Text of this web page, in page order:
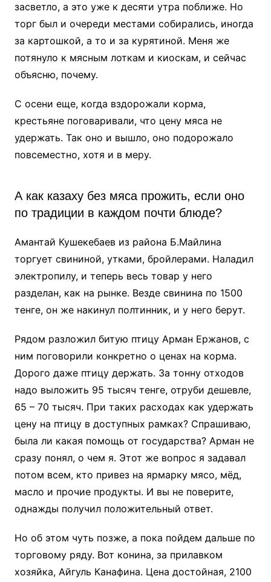
засветло, а это уже к десяти утра поближе. Но
торг был и очереди местами собирались, иногда
за картошкой, а то и за курятиной. Меня же
потянуло к мясным лоткам и киоскам, и сейчас
объясню, почему.
С осени еще, когда вздорожали корма,
крестьяне поговаривали, что цену мяса не
удержать. Так оно и вышло, оно подорожало
повсеместно, хотя и в меру.
А как казаху без мяса прожить, если оно
по традиции в каждом почти блюде?
Амантай Кушекебаев из района Б.Майлина
торгует свининой, утками, бройлерами. Наладил
электропилу, и теперь весь товар у него
разделан, как на рынке. Везде свинина по 1500
тенге, он же накинул полтинник, и у него берут.
Рядом разложил битую птицу Арман Ержанов, с
ним поговорили конкретно о ценах на корма.
Дорого даже птицу держать. За тонну отходов
надо выложить 95 тысяч тенге, отруби дешевле,
65 – 70 тысяч. При таких расходах как удержать
цену на птицу в доступных рамках? Спрашиваю,
была ли какая помощь от государства? Арман не
сразу понял, о чем я. Этот же вопрос я задавал
потом всем, кто привез на ярмарку мясо, мёд,
масло и прочие продукты. И вы не поверите,
однажды получил положительный ответ.
Но об этом чуть позже, а пока пойдем дальше по
торговому ряду. Вот конина, за прилавком
хозяйка, Айгуль Канафина. Цена достойная, 2100